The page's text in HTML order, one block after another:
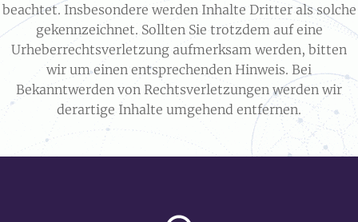
beachtet. Insbesondere werden Inhalte Dritter als solche
gekennzeichnet. Sollten Sie trotzdem auf eine
Urheberrechtsverletzung aufmerksam werden, bitten
wir um einen entsprechenden Hinweis. Bei
Bekanntwerden von Rechtsverletzungen werden wir
derartige Inhalte umgehend entfernen.